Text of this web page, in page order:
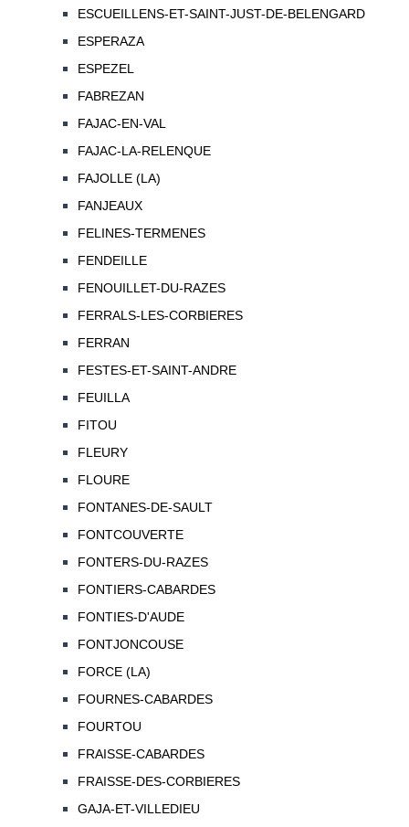
ESCUEILLENS-ET-SAINT-JUST-DE-BELENGARD
ESPERAZA
ESPEZEL
FABREZAN
FAJAC-EN-VAL
FAJAC-LA-RELENQUE
FAJOLLE (LA)
FANJEAUX
FELINES-TERMENES
FENDEILLE
FENOUILLET-DU-RAZES
FERRALS-LES-CORBIERES
FERRAN
FESTES-ET-SAINT-ANDRE
FEUILLA
FITOU
FLEURY
FLOURE
FONTANES-DE-SAULT
FONTCOUVERTE
FONTERS-DU-RAZES
FONTIERS-CABARDES
FONTIES-D'AUDE
FONTJONCOUSE
FORCE (LA)
FOURNES-CABARDES
FOURTOU
FRAISSE-CABARDES
FRAISSE-DES-CORBIERES
GAJA-ET-VILLEDIEU